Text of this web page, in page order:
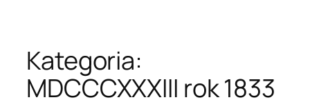
Kategoria:
MDCCCXXXIII rok 1833